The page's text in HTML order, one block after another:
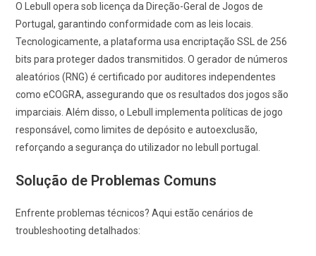
O Lebull opera sob licença da Direção-Geral de Jogos de
Portugal, garantindo conformidade com as leis locais.
Tecnologicamente, a plataforma usa encriptação SSL de 256
bits para proteger dados transmitidos. O gerador de números
aleatórios (RNG) é certificado por auditores independentes
como eCOGRA, assegurando que os resultados dos jogos são
imparciais. Além disso, o Lebull implementa políticas de jogo
responsável, como limites de depósito e autoexclusão,
reforçando a segurança do utilizador no lebull portugal.
Solução de Problemas Comuns
Enfrente problemas técnicos? Aqui estão cenários de
troubleshooting detalhados: